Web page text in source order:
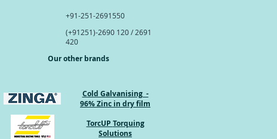
+91-251-2691550
(+91251)-2690 120 / 2691
420
Our other brands
Cold Galvanising -
96% Zinc in dry film
TorcUP Torquing
Solutions